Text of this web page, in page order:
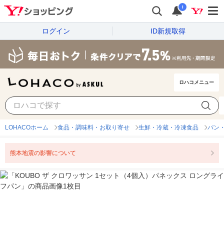
i
ログイン ID新規取得
ロハコメニュー
LOHACOホーム 食品・調味料・お取り寄せ 生鮮・冷蔵・冷凍食品 パン
熊本地震の影響について